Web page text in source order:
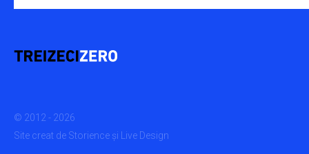
© 2012 - 2026
Site creat de Storience și Live Design